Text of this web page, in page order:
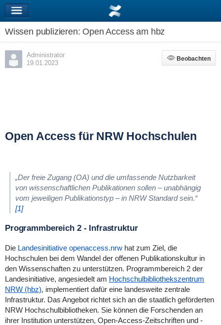
Wissen publizieren: Open Access am hbz
Administrator
19.01.2023
Beobachten
Beobachten
Open Access für NRW Hochschulen
„Der freie Zugang (OA) und die umfassende Nutzbarkeit
von wissenschaftlichen Publikationen sollen – unabhängig
vom jeweiligen Publikationstyp – in NRW Standard sein.“
[1]
Programmbereich 2 - Infrastruktur
Die Landesinitiative openaccess.nrwhat zum Ziel, die
Hochschulen bei dem Wandel der offenen Publikationskultur in
den Wissenschaften zu unterstützen. Programmbereich 2 der
Landesinitiative, angesiedelt am Hochschulbibliothekszentrum
NRW (hbz), implementiert dafür eine landesweite zentrale
Infrastruktur. Das Angebot richtet sich an die staatlich geförderten
NRW Hochschulbibliotheken. Sie können die Forschenden an
ihrer Institution unterstützen, Open-Access-Zeitschriften und -